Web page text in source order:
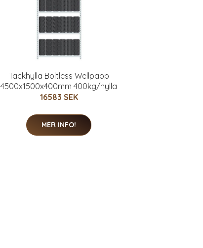
Täckhylla Boltless Wellpapp
4500x1500x400mm 400kg/hylla
16583 SEK
MER INFO!